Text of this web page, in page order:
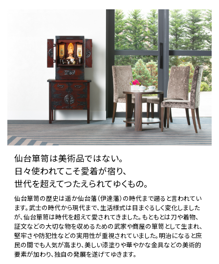
仙台箪笥は美術品ではない。
日々使われてこそ愛着が宿り、
世代を超えてつたえられてゆくもの。
仙台箪笥の歴史は遥か仙台藩（伊達藩）の時代まで遡ると言われてい
ます。武士の時代から現代まで、生活様式は目まぐるしく変化しました
が、仙台箪笥は時代を超えて愛されてきました。もともとは刀や着物、
証文などの大切な物を収めるための武家や商屋の箪笥として生まれ、
堅牢さや防犯性などの実用性が重視されていました。明治になると庶
民の間でも人気が高まり、美しい漆塗りや華やかな金具などの美術的
要素が加わり、独自の発展を遂げてゆきます。